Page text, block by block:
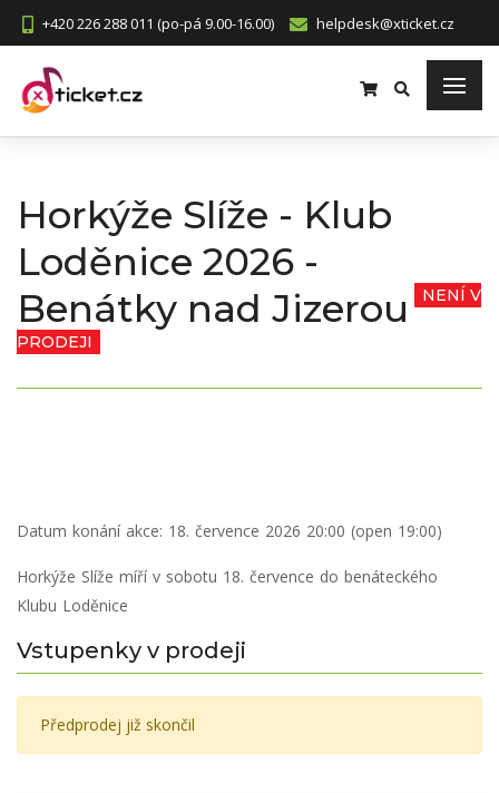
+420 226 288 011 (po-pá 9.00-16.00) helpdesk@xticket.cz
Horkýže Slíže - Klub
Loděnice 2026 -
Benátky nad Jizerou
NENÍ V
PRODEJI
Datum konání akce: 18. července 2026 20:00 (open 19:00)
Horkýže Slíže míří v sobotu 18. července do benáteckého
Klubu Loděnice
Vstupenky v prodeji
Předprodej již skončil